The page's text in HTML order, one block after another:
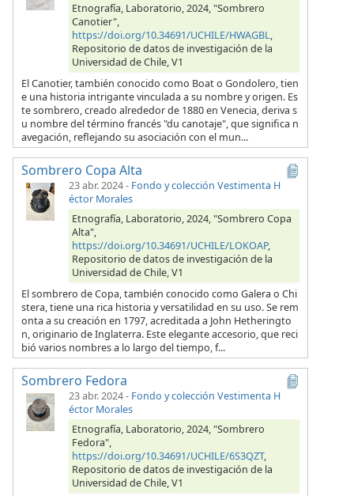
Etnografía, Laboratorio, 2024, "Sombrero
Canotier",
https://doi.org/10.34691/UCHILE/HWAGBL,
Repositorio de datos de investigación de la
Universidad de Chile, V1
El Canotier, también conocido como Boat o Gondolero, tien
e una historia intrigante vinculada a su nombre y origen. Es
te sombrero, creado alrededor de 1880 en Venecia, deriva s
u nombre del término francés "du canotaje", que significa n
avegación, reflejando su asociación con el mun...
Sombrero Copa Alta
23 abr. 2024- Fondo y colección Vestimenta H
éctor Morales
Etnografía, Laboratorio, 2024, "Sombrero Copa
Alta",
https://doi.org/10.34691/UCHILE/LOKOAP,
Repositorio de datos de investigación de la
Universidad de Chile, V1
El sombrero de Copa, también conocido como Galera o Chi
stera, tiene una rica historia y versatilidad en su uso. Se rem
onta a su creación en 1797, acreditada a John Hetheringto
n, originario de Inglaterra. Este elegante accesorio, que reci
bió varios nombres a lo largo del tiempo, f...
Sombrero Fedora
23 abr. 2024- Fondo y colección Vestimenta H
éctor Morales
Etnografía, Laboratorio, 2024, "Sombrero
Fedora",
https://doi.org/10.34691/UCHILE/6S3QZT,
Repositorio de datos de investigación de la
Universidad de Chile, V1